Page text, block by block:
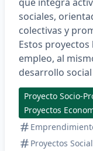
sociales,
colectivas y
Estos
empleo, al
desarrollo
Proyecto Socio-
Proyectos
Proyectos